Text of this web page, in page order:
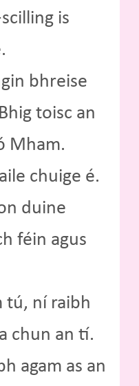
is
bhreise
toisc an
Mham.
chuige é.
duine
féin agus
tú, ní raibh
chun an tí.
agam as an